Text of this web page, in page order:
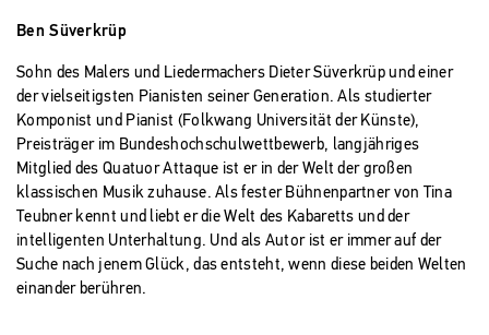
Ben Süverkrüp
Sohn des Malers und Liedermachers Dieter Süverkrüp und einer
der vielseitigsten Pianisten seiner Generation. Als studierter
Komponist und Pianist (Folkwang Universität der Künste),
Preisträger im Bundeshochschulwettbewerb, langjähriges
Mitglied des Quatuor Attaque ist er in der Welt der großen
klassischen Musik zuhause. Als fester Bühnenpartner von Tina
Teubner kennt und liebt er die Welt des Kabaretts und der
intelligenten Unterhaltung. Und als Autor ist er immer auf der
Suche nach jenem Glück, das entsteht, wenn diese beiden Welten
einander berühren.